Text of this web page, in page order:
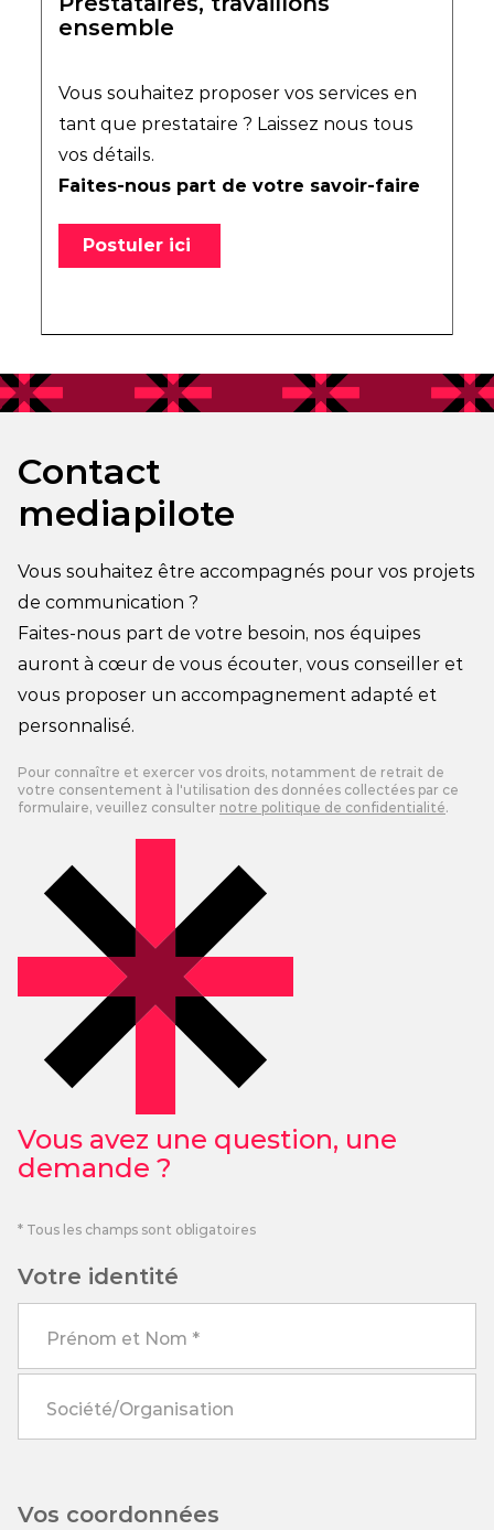
ensemble
Vous souhaitez proposer vos services en
tant que prestataire ? Laissez nous tous
vos détails.
Faites-nous part de votre savoir-faire
Postuler ici
Contact
mediapilote
Vous souhaitez être accompagnés pour vos projets
de communication ?
Faites-nous part de votre besoin, nos équipes
auront à cœur de vous écouter, vous conseiller et
vous proposer un accompagnement adapté et
personnalisé.
Pour connaître et exercer vos droits, notamment de retrait de
votre consentement à l'utilisation des données collectées par ce
formulaire, veuillez consulter notre politique de confidentialité.
Vous avez une question, une
demande ?
* Tous les champs sont obligatoires
Votre identité
Vos coordonnées